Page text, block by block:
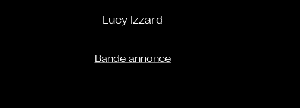
Lucy Izzard
Bande annonce